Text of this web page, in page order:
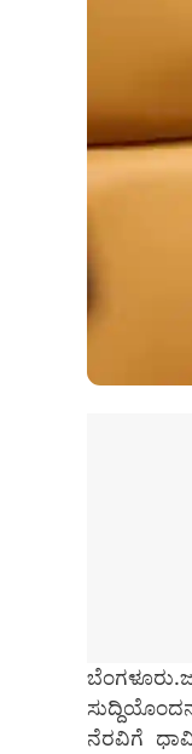
ನೆರವಿಗೆ